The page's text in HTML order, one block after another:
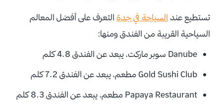
تستطيع عند السياحة في جدة التعرف على أفضل المعالم
السياحية القريبة من الفندق ومنها:
Danube سوبر ماركت، يبعد عن الفندق 4.8 كلم
Gold Sushi Clubمطعم، يبعد عن الفندق 7.2 كلم
Papaya Restaurant مطعم، يبعد عن الفندق8.3 كلم